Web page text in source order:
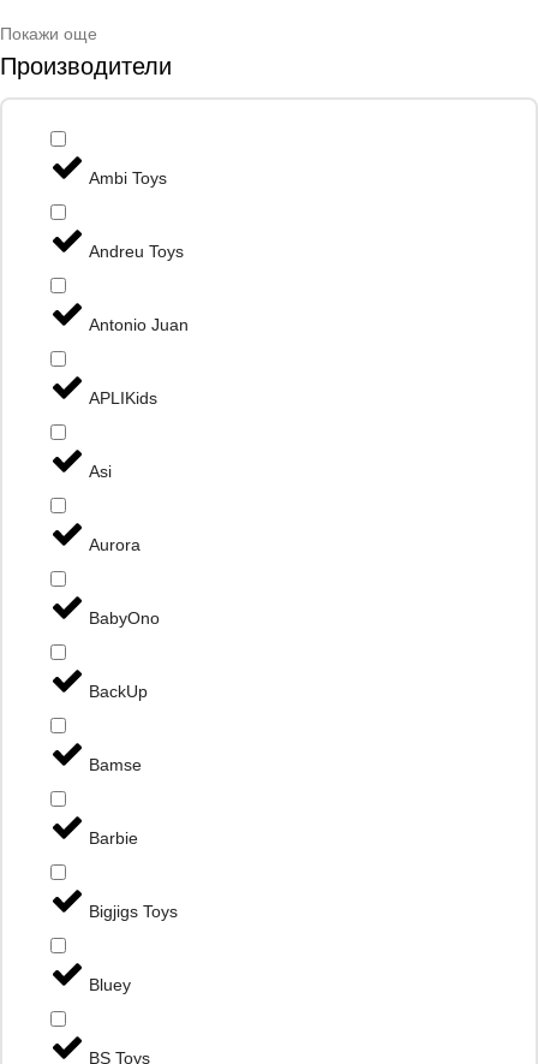
Покажи още
Производители
Ambi Toys
Andreu Toys
Antonio Juan
APLIKids
Asi
Aurora
BabyOno
BackUp
Bamse
Barbie
Bigjigs Toys
Bluey
BS Toys